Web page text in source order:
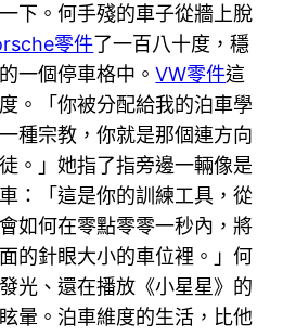
下。何手殘的車子從牆上脫
零件了一百八十度，穩
一個停車格中。VW零件這
。「你被分配給我的泊車學
種宗教，你就是那個連方向
。」她指了指旁邊一輛像是
：「這是你的訓練工具，從
如何在零點零零一秒內，將
的針眼大小的車位裡。」何
光、還在播放《小星星》的
暈。泊車維度的生活，比他